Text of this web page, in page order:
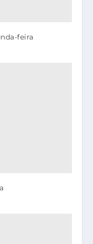
feira